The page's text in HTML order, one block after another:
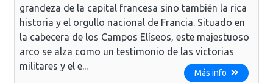
grandeza de la capital francesa sino también la rica
historia y el orgullo nacional de Francia. Situado en
la cabecera de los Campos Elíseos, este majestuoso
arco se alza como un testimonio de las victorias
militares y el e...
Más info